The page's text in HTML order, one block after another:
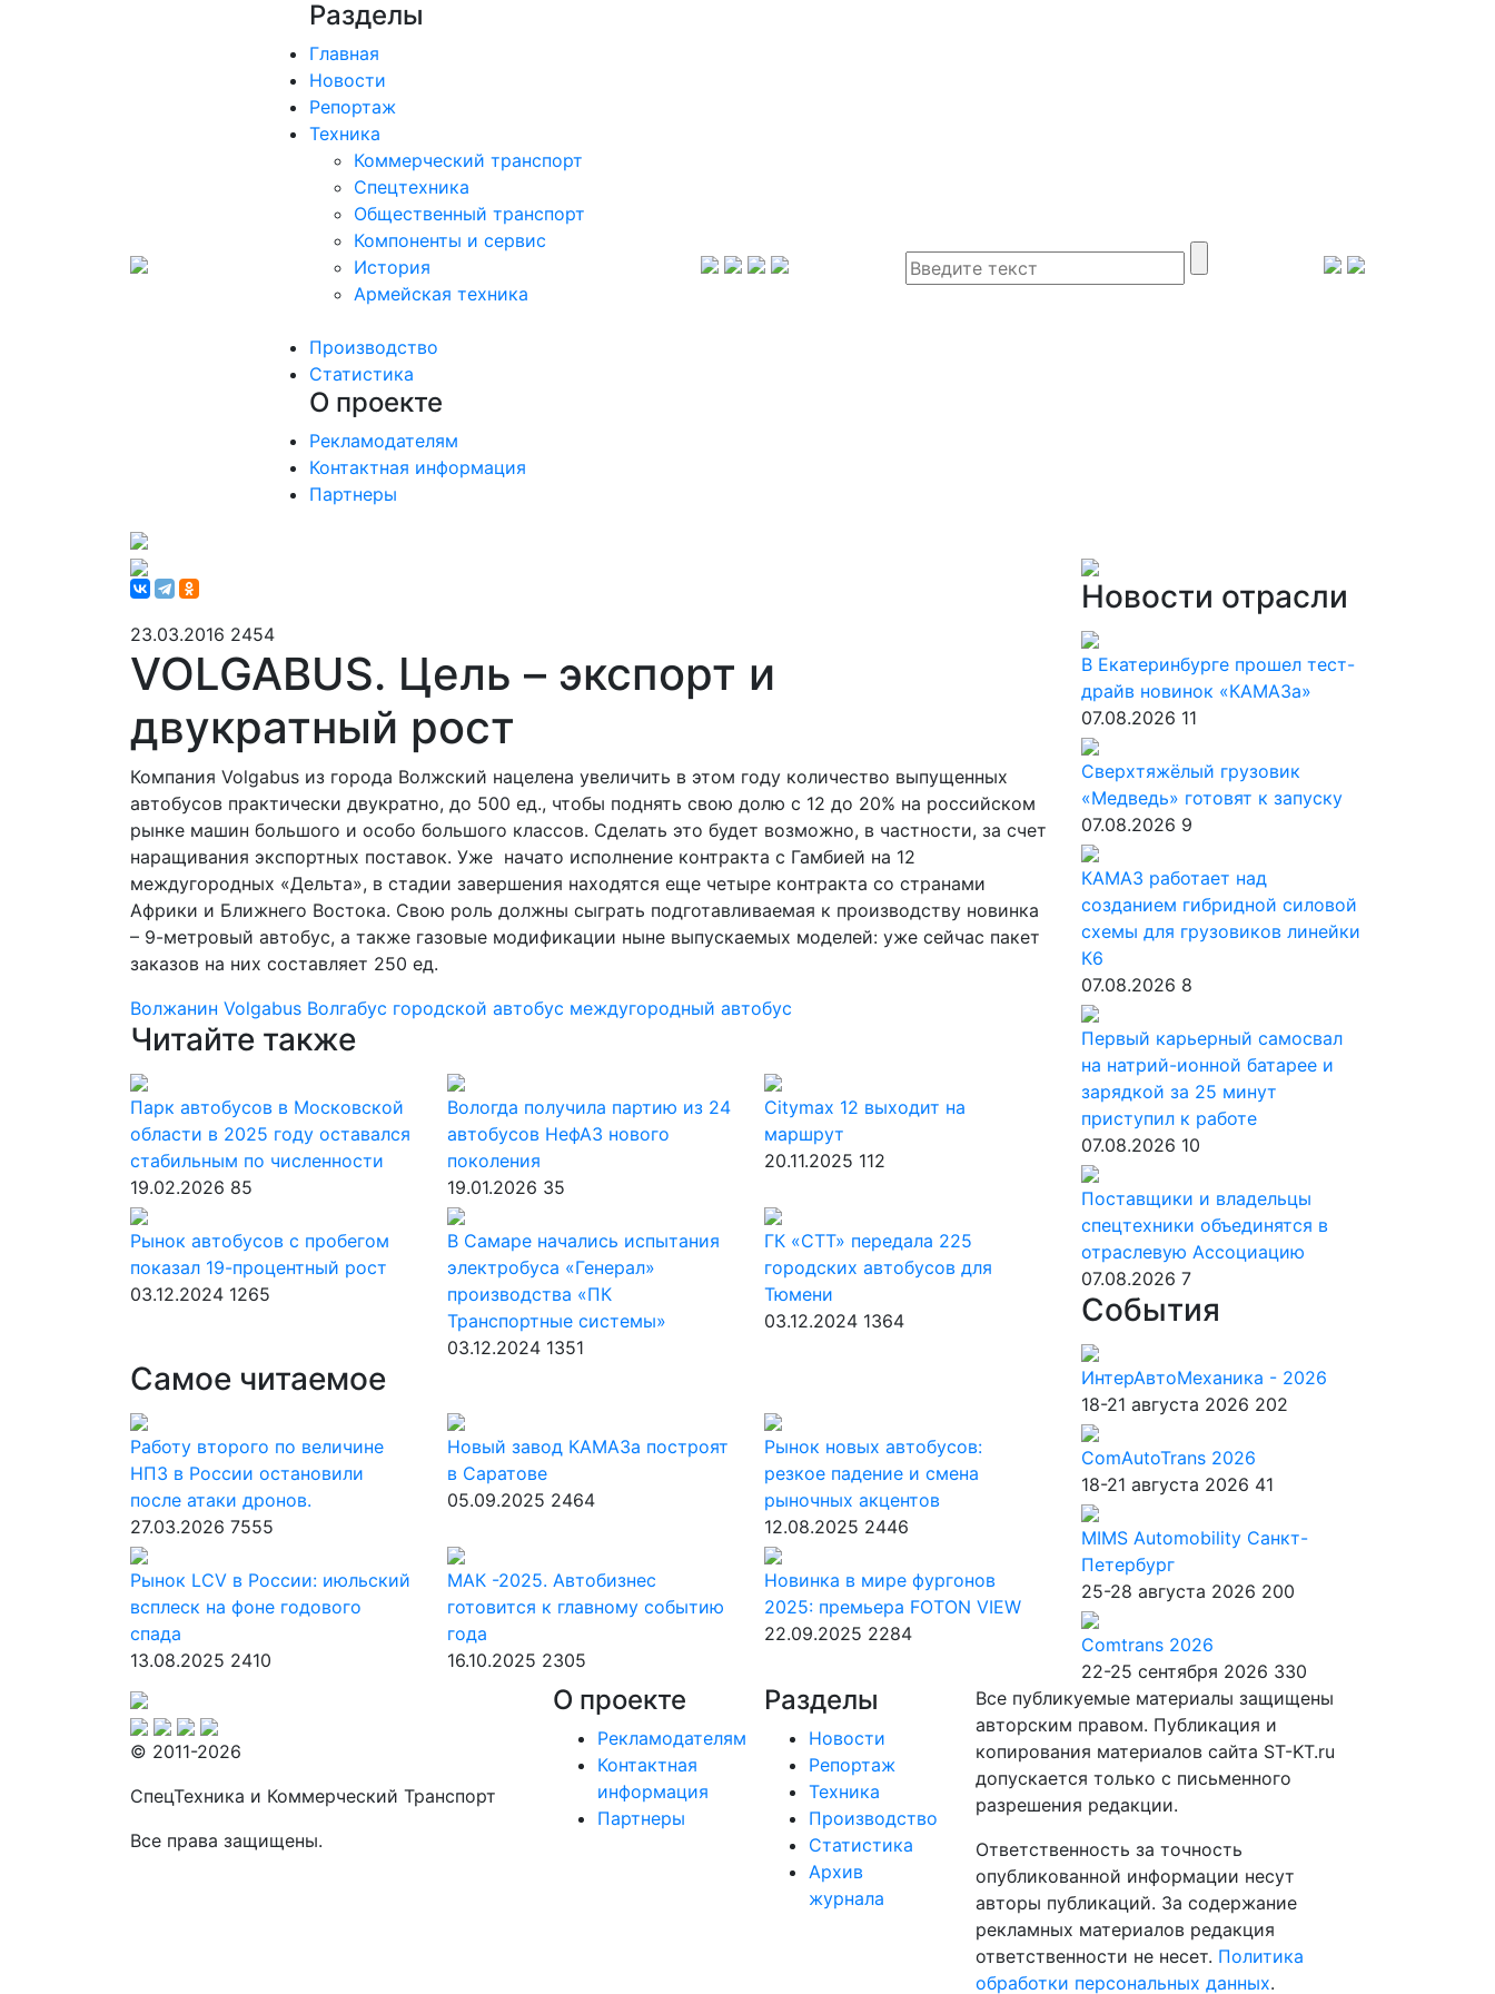
Разделы
Главная
Новости
Репортаж
Техника
Коммерческий транспорт
Спецтехника
Общественный транспорт
Компоненты и сервис
История
Армейская техника
Производство
Статистика
О проекте
Рекламодателям
Контактная информация
Партнеры
23.03.2016 2454
VOLGABUS. Цель – экспорт и
двукратный рост
Компания Volgabus из города Волжский нацелена увеличить в этом году количество выпущенных
автобусов практически двукратно, до 500 ед., чтобы поднять свою долю с 12 до 20% на российском
рынке машин большого и особо большого классов. Сделать это будет возможно, в частности, за счет
наращивания экспортных поставок. Уже начато исполнение контракта с Гамбией на 12
междугородных «Дельта», в стадии завершения находятся еще четыре контракта со странами
Африки и Ближнего Востока. Свою роль должны сыграть подготавливаемая к производству новинка
– 9-метровый автобус, а также газовые модификации ныне выпускаемых моделей: уже сейчас пакет
заказов на них составляет 250 ед.
Волжанин Volgabus Волгабус городской автобус междугородный автобус
Читайте также
Парк автобусов в Московской
области в 2025 году оставался
стабильным по численности
19.02.2026 85
Вологда получила партию из 24
автобусов НефАЗ нового
поколения
19.01.2026 35
Citymax 12 выходит на
маршрут
20.11.2025 112
Рынок автобусов с пробегом
показал 19-процентный рост
03.12.2024 1265
В Самаре начались испытания
электробуса «Генерал»
производства «ПК
Транспортные системы»
03.12.2024 1351
ГК «СТТ» передала 225
городских автобусов для
Тюмени
03.12.2024 1364
Самое читаемое
Работу второго по величине
НПЗ в России остановили
после атаки дронов.
27.03.2026 7555
Новый завод КАМАЗа построят
в Саратове
05.09.2025 2464
Рынок новых автобусов:
резкое падение и смена
рыночных акцентов
12.08.2025 2446
Рынок LCV в России: июльский
всплеск на фоне годового
спада
13.08.2025 2410
МАК -2025. Автобизнес
готовится к главному событию
года
16.10.2025 2305
Новинка в мире фургонов
2025: премьера FOTON VIEW
22.09.2025 2284
Новости отрасли
В Екатеринбурге прошел тест-
драйв новинок «КАМАЗа»
07.08.2026 11
Сверхтяжёлый грузовик
«Медведь» готовят к запуску
07.08.2026 9
КАМАЗ работает над
созданием гибридной силовой
схемы для грузовиков линейки
К6
07.08.2026 8
Первый карьерный самосвал
на натрий-ионной батарее и
зарядкой за 25 минут
приступил к работе
07.08.2026 10
Поставщики и владельцы
спецтехники объединятся в
отраслевую Ассоциацию
07.08.2026 7
События
ИнтерАвтоМеханика - 2026
18-21 августа 2026 202
ComAutoTrans 2026
18-21 августа 2026 41
MIMS Automobility Санкт-
Петербург
25-28 августа 2026 200
Comtrans 2026
22-25 сентября 2026 330
© 2011-2026
СпецТехника и Коммерческий Транспорт
Все права защищены.
О проекте
Рекламодателям
Контактная
информация
Партнеры
Разделы
Новости
Репортаж
Техника
Производство
Статистика
Архив
журнала
Все публикуемые материалы защищены
авторским правом. Публикация и
копирования материалов сайта ST-KT.ru
допускается только с письменного
разрешения редакции.
Ответственность за точность
опубликованной информации несут
авторы публикаций. За содержание
рекламных материалов редакция
ответственности не несет. Политика
обработки персональных данных.